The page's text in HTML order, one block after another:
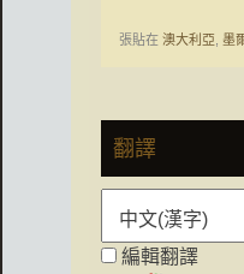
張貼在 澳大利亞 墨
翻譯
編輯翻譯